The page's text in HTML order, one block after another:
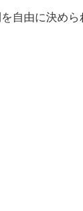
自由に決め